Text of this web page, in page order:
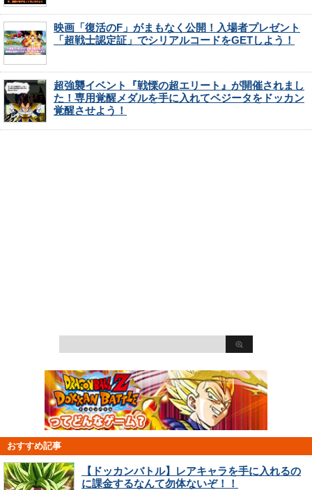
映画「復活のF」がまもなく公開！入場者プレゼント
「超戦士認定証」でシリアルコードをGETしよう！
超強襲イベント『戦慄の超エリート』が開催されまし
た！専用覚醒メダルを手に入れてベジータをドッカン
覚醒させよう！
おすすめ記事
【ドッカンバトル】レアキャラを手に入れるの
に課金するなんて勿体ないぞ！！